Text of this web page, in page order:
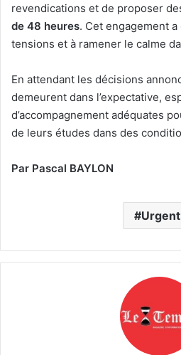
revendications et de proposer
de 48 heures. Cet engagement
tensions et à ramener le calme
En attendant les décisions
demeurent dans l’expectative,
d’accompagnement adéquates
de leurs études dans des
Par Pascal BAYLON
Urgent